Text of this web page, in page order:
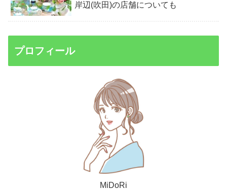
岸辺(吹田)の店舗についても
プロフィール
MiDoRi